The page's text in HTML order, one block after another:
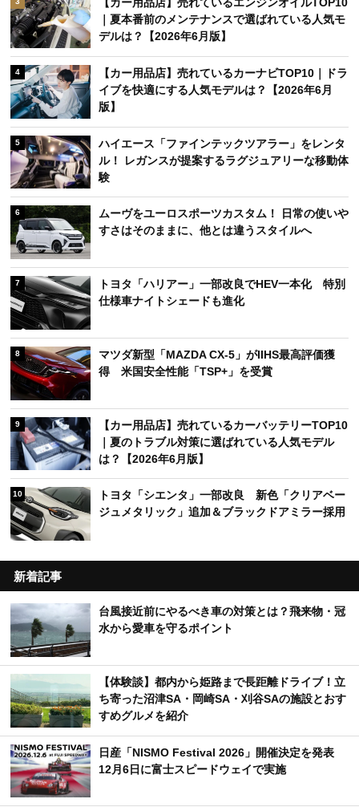
｜夏本番前のメンテナンスで選ばれている人気モ
デルは？【2026年6月版】
4
【カー用品店】売れているカーナビTOP10｜ドラ
イブを快適にする人気モデルは？【2026年6月
版】
5
ハイエース「ファインテックツアラー」をレンタ
ル！ レガンスが提案するラグジュアリーな移動体
験
6
ムーヴをユーロスポーツカスタム！ 日常の使いや
すさはそのままに、他とは違うスタイルへ
7
トヨタ「ハリアー」一部改良でHEV一本化 特別
仕様車ナイトシェードも進化
8
マツダ新型「MAZDA CX-5」がIIHS最高評価獲
得 米国安全性能「TSP+」を受賞
9
【カー用品店】売れているカーバッテリーTOP10
｜夏のトラブル対策に選ばれている人気モデル
は？【2026年6月版】
10
トヨタ「シエンタ」一部改良 新色「クリアベー
ジュメタリック」追加＆ブラックドアミラー採用
新着記事
台風接近前にやるべき車の対策とは？飛来物・冠
水から愛車を守るポイント
【体験談】都内から姫路まで長距離ドライブ！立
ち寄った沼津SA・岡崎SA・刈谷SAの施設とおす
すめグルメを紹介
日産「NISMO Festival 2026」開催決定を発表
12月6日に富士スピードウェイで実施